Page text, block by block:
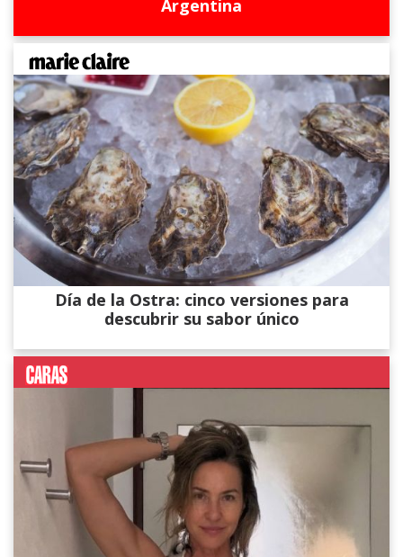
Argentina
Día de la Ostra: cinco versiones para
descubrir su sabor único